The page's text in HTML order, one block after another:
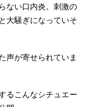
ない口内炎。刺激の
大騒ぎになっていそ
声が寄せられていま
るこんなシチュエー